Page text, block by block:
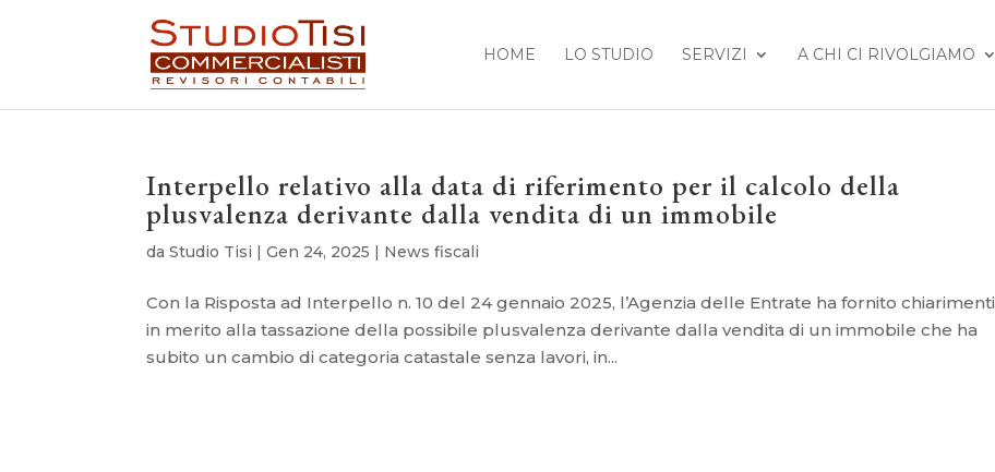
HOME LO STUDIO SERVIZI A CHI CI RIVOLGIAMO
Interpello relativo alla data di riferimento per il calcolo della
plusvalenza derivante dalla vendita di un immobile
daStudio Tisi |Gen 24, 2025 | News fiscali
Con la Risposta ad Interpello n. 10 del 24 gennaio 2025, l’Agenzia delle Entrate ha fornito chiarimenti
in merito alla tassazione della possibile plusvalenza derivante dalla vendita di un immobile che ha
subito un cambio di categoria catastale senza lavori, in...